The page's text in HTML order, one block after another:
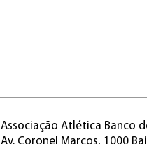
Associação Atlética Banco
Av. Coronel Marcos, 1000